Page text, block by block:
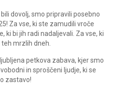
dovolj, smo pripravili posebno
Za vse, ki ste zamudili vroče
bi jih radi nadaljevali. Za vse, ki
mrzlih dneh.
petkova zabava, kjer smo
in sproščeni ljudje, ki se
zastavo!